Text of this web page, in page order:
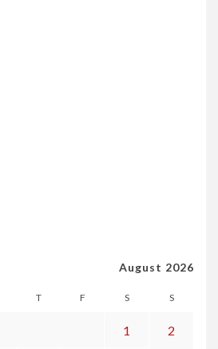
August 2026
T F S S
1 2